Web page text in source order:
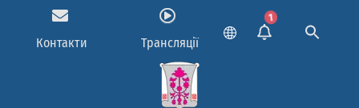
Контакти Трансляції
1